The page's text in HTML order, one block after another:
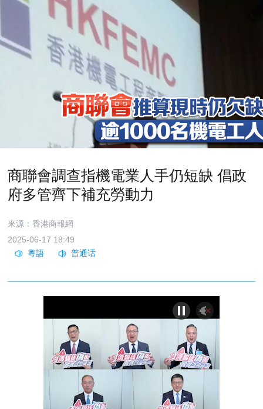
商聯會調查指機電業人手仍短缺 倡政
府多管齊下補充勞動力
來源：香港商報網
2025-06-17 18:49